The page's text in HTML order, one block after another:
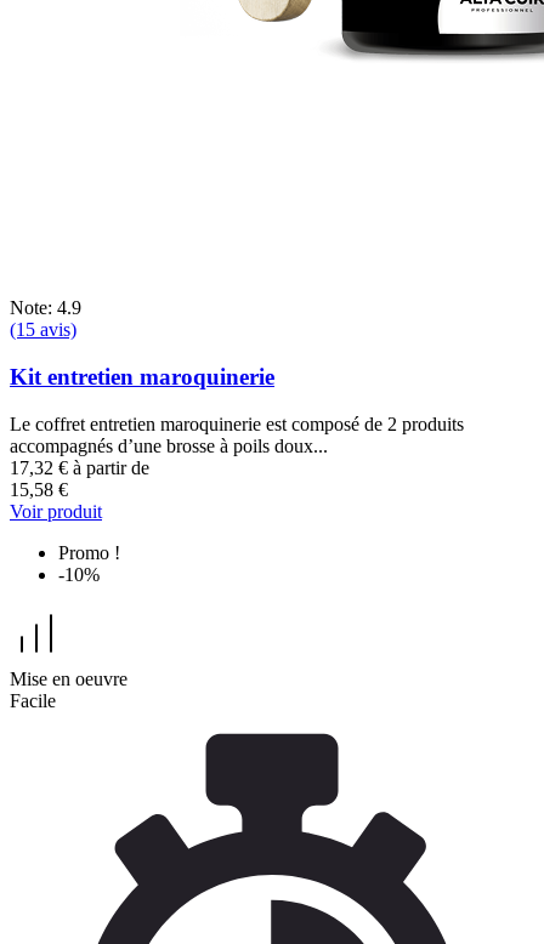
Note: 4.9
(15 avis)
Kit entretien maroquinerie
Le coffret entretien maroquinerie est composé de 2 produits
accompagnés d’une brosse à poils doux...
17,32 € à partir de
15,58 €
Voir produit
Promo !
-10%
Mise en oeuvre
Facile